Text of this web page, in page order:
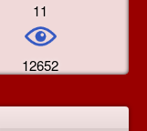
11
12652